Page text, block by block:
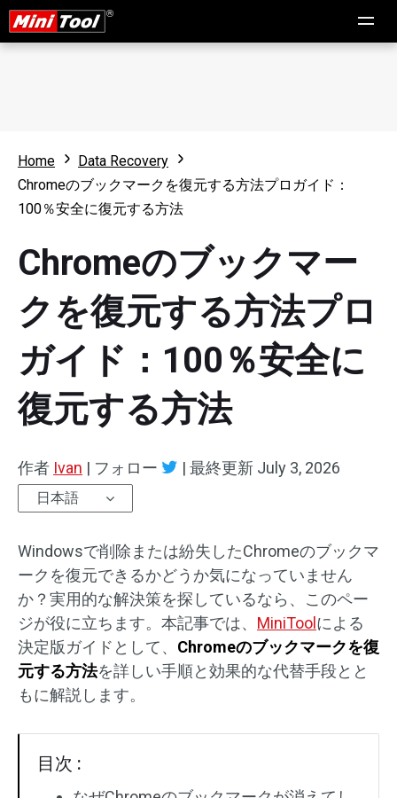
Home
Data Recovery
Chromeのブックマークを復元する方法プロガイド：
100％安全に復元する方法
Chromeのブックマー
クを復元する方法プロ
ガイド：100％安全に
復元する方法
作者 Ivan | フォロー | 最終更新 July 3, 2026
日本語
Windowsで削除または紛失したChromeのブックマ
ークを復元できるかどうか気になっていません
か？実用的な解決策を探しているなら、このペー
ジが役に立ちます。本記事では、 MiniTool による
決定版ガイドとして、 Chromeのブックマークを復
元する方法を詳しい手順と効果的な代替手段とと
もに解説します。
目次 :